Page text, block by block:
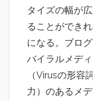
タイズの幅が
ることができ
になる。ブロ
バイラルメデ
（Virusの形容
力）のあるメ